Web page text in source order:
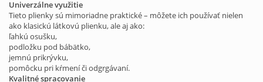
Univerzálne využitie
Tieto plienky sú mimoriadne praktické – môžete ich používať nielen
ako klasickú látkovú plienku, ale aj ako:
ľahkú osušku,
podložku pod bábätko,
jemnú prikrývku,
pomôcku pri kŕmení či odgrgávaní.
Kvalitné spracovanie